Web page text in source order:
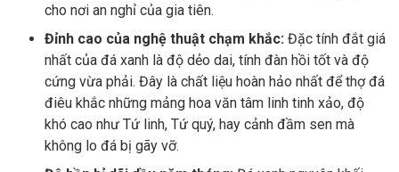
cho nơi an nghỉ của gia tiên.
Đỉnh cao của nghệ thuật chạm khắc: Đặc tính đắt giá
nhất của đá xanh là độ dẻo dai, tính đàn hồi tốt và độ
cứng vừa phải. Đây là chất liệu hoàn hảo nhất để thợ đá
điêu khắc những mảng hoa văn tâm linh tinh xảo, độ
khó cao như Tứ linh, Tứ quý, hay cảnh đầm sen mà
không lo đá bị gãy vỡ.